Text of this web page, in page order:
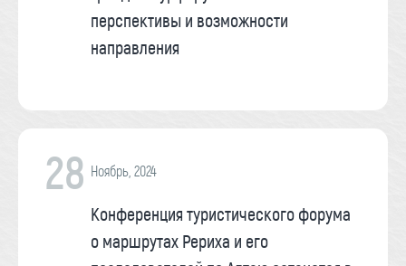
перспективы и возможности
направления
28 Ноябрь, 2024
Конференция туристического форума
о маршрутах Рериха и его